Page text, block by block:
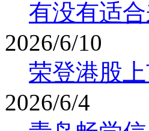
有没有适
2026/6/10
荣登港股
2026/6/4